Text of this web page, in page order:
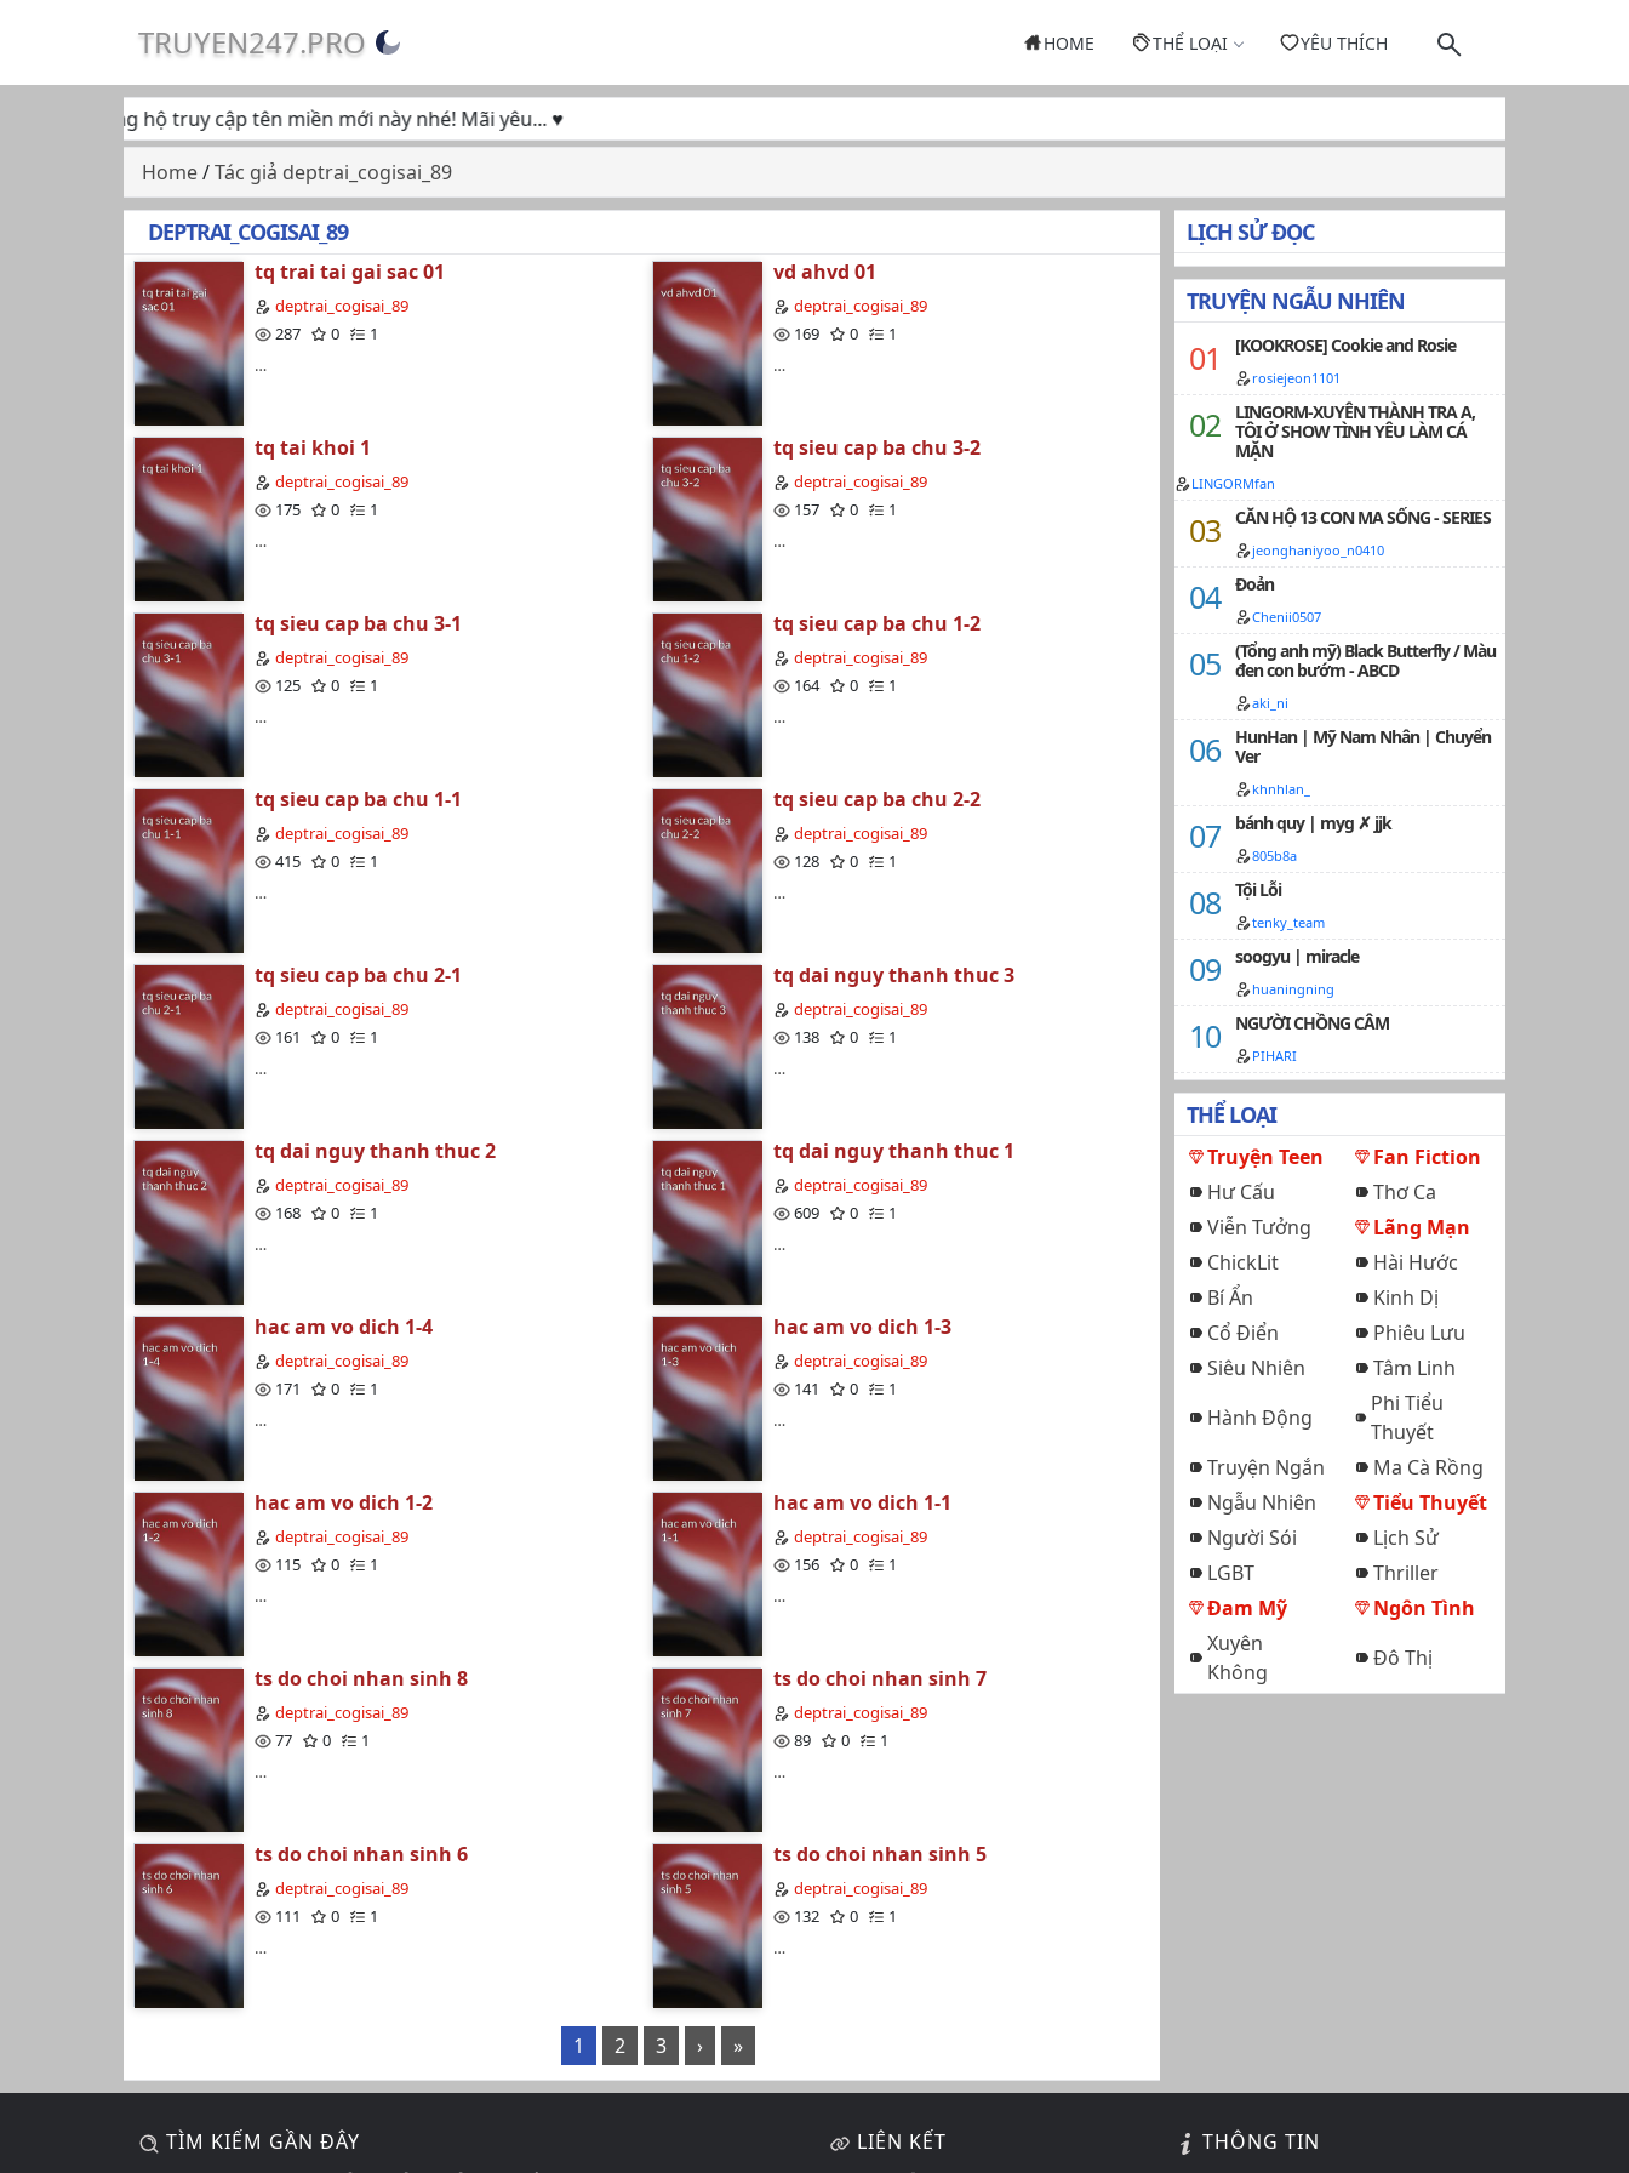
TRUYEN247.PRO HOME THỂ LOẠI YÊU THÍCH
tục ủng hộ truy cập tên miền mới này nhé! Mãi yêu... ♥
Home/Tác giả deptrai_cogisai_89
DEPTRAI_COGISAI_89
tq trai tai gai sac 01
deptrai_cogisai_89
287
0
1
…
vd ahvd 01
deptrai_cogisai_89
169
0
1
…
tq tai khoi 1
deptrai_cogisai_89
175
0
1
…
tq sieu cap ba chu 3-2
deptrai_cogisai_89
157
0
1
…
tq sieu cap ba chu 3-1
deptrai_cogisai_89
125
0
1
…
tq sieu cap ba chu 1-2
deptrai_cogisai_89
164
0
1
…
tq sieu cap ba chu 1-1
deptrai_cogisai_89
415
0
1
…
tq sieu cap ba chu 2-2
deptrai_cogisai_89
128
0
1
…
tq sieu cap ba chu 2-1
deptrai_cogisai_89
161
0
1
…
tq dai nguy thanh thuc 3
deptrai_cogisai_89
138
0
1
…
tq dai nguy thanh thuc 2
deptrai_cogisai_89
168
0
1
…
tq dai nguy thanh thuc 1
deptrai_cogisai_89
609
0
1
…
hac am vo dich 1-4
deptrai_cogisai_89
171
0
1
…
hac am vo dich 1-3
deptrai_cogisai_89
141
0
1
…
hac am vo dich 1-2
deptrai_cogisai_89
115
0
1
…
hac am vo dich 1-1
deptrai_cogisai_89
156
0
1
…
ts do choi nhan sinh 8
deptrai_cogisai_89
77
0
1
…
ts do choi nhan sinh 7
deptrai_cogisai_89
89
0
1
…
ts do choi nhan sinh 6
deptrai_cogisai_89
111
0
1
…
ts do choi nhan sinh 5
deptrai_cogisai_89
132
0
1
…
1 2 3 › »
LỊCH SỬ ĐỌC
TRUYỆN NGẪU NHIÊN
[KOOKROSE] Cookie and Rosie
rosiejeon1101
LINGORM-XUYÊN THÀNH TRA A,
TÔI Ở SHOW TÌNH YÊU LÀM CÁ
MẶN
LINGORMfan
CĂN HỘ 13 CON MA SỐNG - SERIES
jeonghaniyoo_n0410
Đoản
Chenii0507
(Tổng anh mỹ) Black Butterfly / Màu
đen con bướm - ABCD
aki_ni
HunHan | Mỹ Nam Nhân | Chuyển
Ver
khnhlan_
bánh quy | myg ✗ jjk
805b8a
Tội Lỗi
tenky_team
soogyu | miracle
huaningning
NGƯỜI CHỒNG CÂM
PIHARI
THỂ LOẠI
Truyện Teen
Fan Fiction
Hư Cấu
Thơ Ca
Viễn Tưởng
Lãng Mạn
ChickLit
Hài Hước
Bí Ẩn
Kinh Dị
Cổ Điển
Phiêu Lưu
Siêu Nhiên
Tâm Linh
Hành Động
Phi Tiểu
Thuyết
Truyện Ngắn
Ma Cà Rồng
Ngẫu Nhiên
Tiểu Thuyết
Người Sói
Lịch Sử
LGBT
Thriller
Đam Mỹ
Ngôn Tình
Xuyên
Không
Đô Thị
TÌM KIẾM GẦN ĐÂY LIÊN KẾT THÔNG TIN